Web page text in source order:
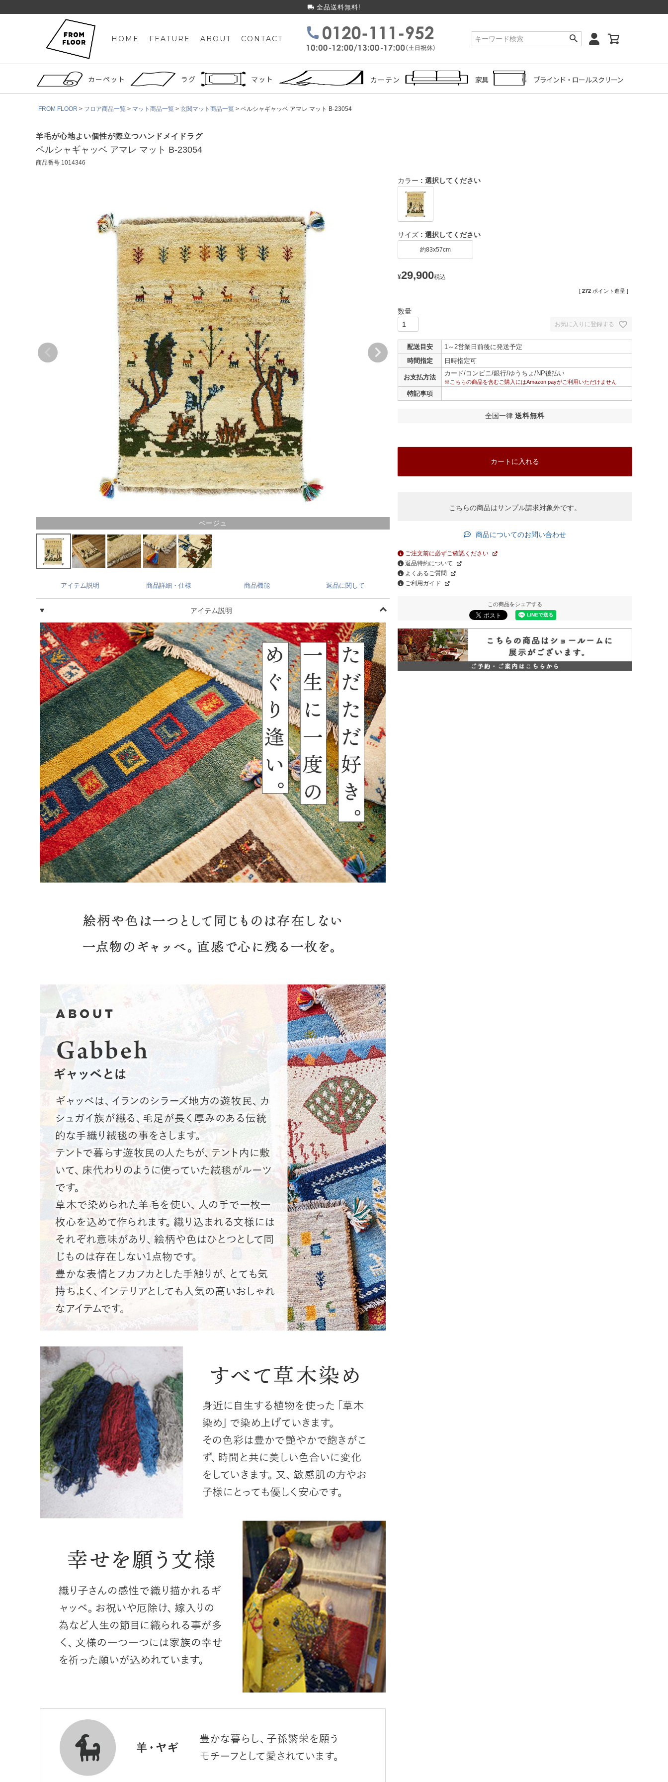
全品送料無料!
HOME FEATURE ABOUT CONTACT 検索
カーペット ラグ マット カーテン 家具 ブラインド・ロールスクリーン
FROM FLOOR フロア商品一覧 マット商品一覧 玄関マット商品一覧 ペルシャギャッベ アマレ マット B-23054
羊毛が心地よい個性が際立つハンドメイドラグ
ペルシャギャッベ アマレ マット B-23054
商品番号 1014346
ベージュ
¥29,900税込
[ 272 ポイント進呈 ]
カラー 選択してください
サイズ 選択してください
約83x57cm
お気に入りに登録する
カートに入れる
配送目安
1～2営業日前後に発送予定
時間指定
日時指定可
お支払方法
カード/コンビニ/銀行/ゆうちょ/NP後払い
※こちらの商品を含むご購入にはAmazon payがご利用いただけません
特記事項
全国一律 送料無料
こちらの商品はサンプル請求対象外です。
商品についてのお問い合わせ
ご注文前に必ずご確認ください
返品特約について
よくあるご質問
ご利用ガイド
この商品をシェアする
アイテム説明 商品詳細・仕様 商品機能 返品に関して
アイテム説明